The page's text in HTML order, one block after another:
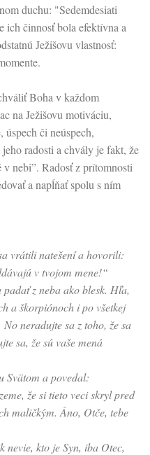
duchu: "Sedemdesiati
ich činnosť bola efektívna a
Ježišovu vlastnosť:
Boha v každom
na Ježišovu motiváciu,
či neúspech,
radosti a chvály je fakt, že
nebi”. Radosť z prítomnosti
a napĺňať spolu s ním
vrátili natešení a hovorili:
v tvojom mene!“
z neba ako blesk. Hľa,
a škorpiónoch i po všetkej
neradujte sa z toho, že sa
sa, že sú vaše mená
Svätom a povedal:
že si tieto veci skryl pred
maličkým. Áno, Otče, tebe
nevie, kto je Syn, iba Otec,